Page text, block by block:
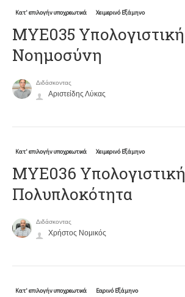
Κατ' επιλογήν υποχρεωτικά Χειμερινό Εξάμηνο
ΜΥΕ035 Υπολογιστική
Νοημοσύνη
Διδάσκοντας
Αριστείδης Λύκας
Κατ' επιλογήν υποχρεωτικά Χειμερινό Εξάμηνο
ΜΥΕ036 Υπολογιστική
Πολυπλοκότητα
Διδάσκοντας
Χρήστος Νομικός
Κατ' επιλογήν υποχρεωτικά Εαρινό Εξάμηνο